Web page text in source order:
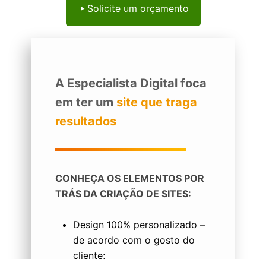
Solicite um orçamento
A Especialista Digital foca
em ter um site que traga
resultados
CONHEÇA OS ELEMENTOS POR
TRÁS DA CRIAÇÃO DE SITES:
Design 100% personalizado –
de acordo com o gosto do
cliente;